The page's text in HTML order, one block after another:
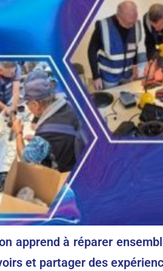
apprend à réparer
et partager des